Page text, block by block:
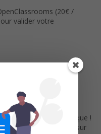
(20€ /
valider votre
cours seront publiées
que vous avez bien
difficultés, pas de panique !
obtenir de l’aide sur